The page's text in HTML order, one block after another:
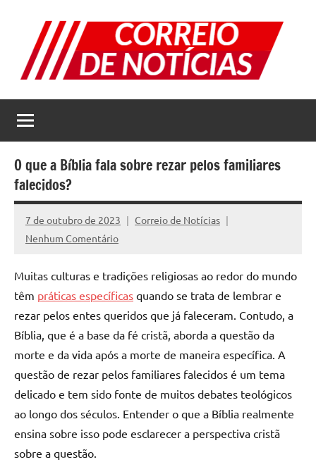
conteúdo
Correio
de
Notícias
as
melhores
notícias
da
internet
O que a Bíblia fala sobre rezar pelos familiares
falecidos?
7 de outubro de 2023
Correio de Notícias
Nenhum Comentário
Muitas culturas e tradições religiosas ao redor do mundo
têm práticas específicas quando se trata de lembrar e
rezar pelos entes queridos que já faleceram. Contudo, a
Bíblia, que é a base da fé cristã, aborda a questão da
morte e da vida após a morte de maneira específica. A
questão de rezar pelos familiares falecidos é um tema
delicado e tem sido fonte de muitos debates teológicos
ao longo dos séculos. Entender o que a Bíblia realmente
ensina sobre isso pode esclarecer a perspectiva cristã
sobre a questão.